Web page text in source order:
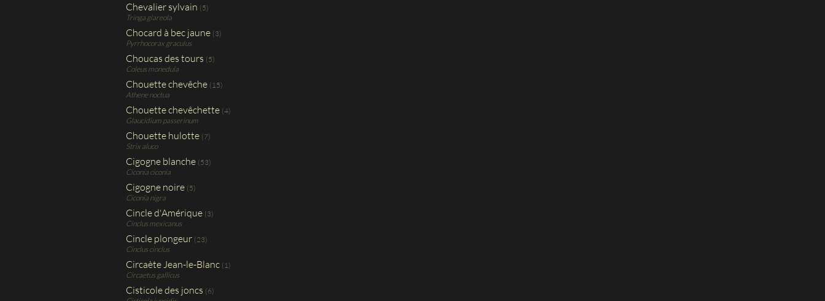
Chevalier sylvain (5)
Tringa glareola
Chocard à bec jaune (3)
Pyrrhocorax graculus
Choucas des tours (5)
Coleus monedula
Chouette chevêche (15)
Athene noctua
Chouette chevêchette (4)
Glaucidium passerinum
Chouette hulotte (7)
Strix aluco
Cigogne blanche (53)
Ciconia ciconia
Cigogne noire (5)
Ciconia nigra
Cincle d'Amérique (3)
Cinclus mexicanus
Cincle plongeur (23)
Cinclus cinclus
Circaète Jean-le-Blanc (1)
Circaetus gallicus
Cisticole des joncs (6)